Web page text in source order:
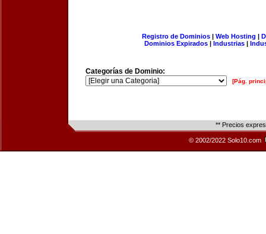
Registro de Dominios| Web Hosting |
Dominios Expirados | Industrias |
Categorías de Dominio:
[Pág.
** Precios
© 2002/2022 Solo10.com